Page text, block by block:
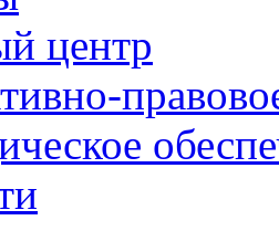
центр